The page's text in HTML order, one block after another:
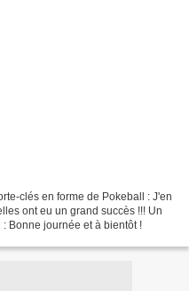
clés en forme de Pokeball : J'en
ont eu un grand succès !!! Un
porte-clés en vente dans ma boutique ici : Bonne journée et à bientôt !